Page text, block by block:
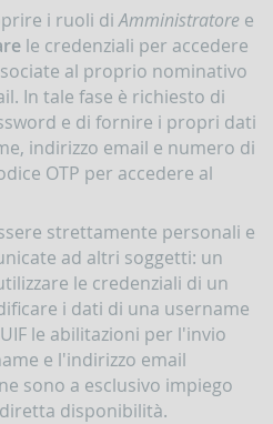
i ruoli diAmministratore e
le credenziali per accedere
al proprio nominativo
In tale fase è richiesto di
e di fornire i propri dati
indirizzo email e numero di
OTP per accedere al
strettamente personali e
ad altri soggetti: un
le credenziali di un
i dati di una username
le abilitazioni per l'invio
e l'indirizzo email
sono a esclusivo impiego
disponibilità.